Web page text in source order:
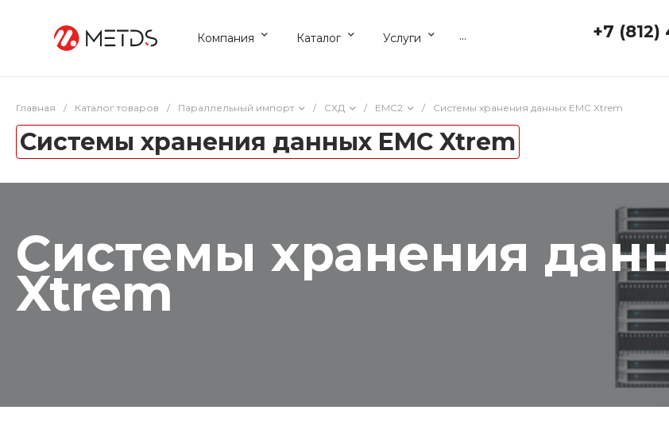
Компания Каталог Услуги ... +7 (812)
Главная / Каталог товаров / Параллельный импорт / СХД / EMC2 / Системы хранения данных EMC Xtrem
Системы хранения данных EMC Xtrem
Системы хранения
Xtrem